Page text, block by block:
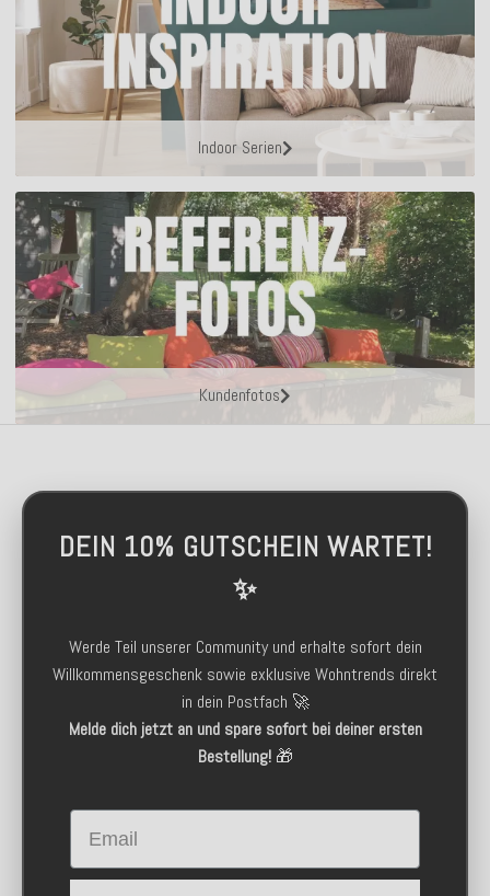
Indoor Serien
Kundenfotos
DEIN 10% GUTSCHEIN WARTET!
✨
Werde Teil unserer Community und erhalte sofort dein
Willkommensgeschenk sowie exklusive Wohntrends direkt
in dein Postfach 🚀
Melde dich jetzt an und spare sofort bei deiner ersten
Bestellung!🎁
Email